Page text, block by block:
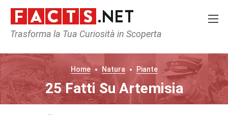
Trasforma la Tua Curiosità in Scoperta
Home Natura Piante
25 Fatti Su Artemisia